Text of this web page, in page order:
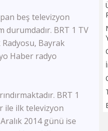
Tele1
Ülke Tv
KRT Tv
TGRT Haber
A Spor
Bein Sports Haber
GS Tv
beş televizyon
durumdadır. BRT 1 TV
Bayrak
Haber radyo
BRT 1
ile ilk televizyon
2014 günü ise